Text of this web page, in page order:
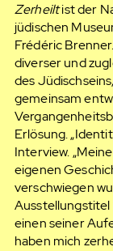
Zerheiltist der
jüdischen
Frédéric
diverser und
des
gemeinsam
Erlösung.
Interview.
eigenen
verschwiegen
Ausstellungstitel
einen seiner
haben mich